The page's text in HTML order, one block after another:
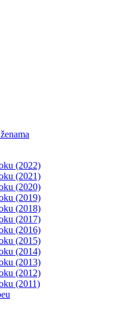
(2022)
(2021)
(2020)
(2019)
(2018)
(2017)
(2016)
(2015)
(2014)
(2013)
(2012)
(2011)